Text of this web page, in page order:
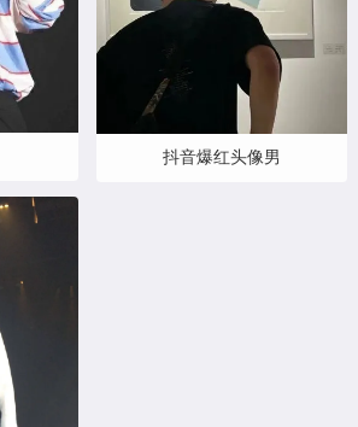
抖音爆红头像男